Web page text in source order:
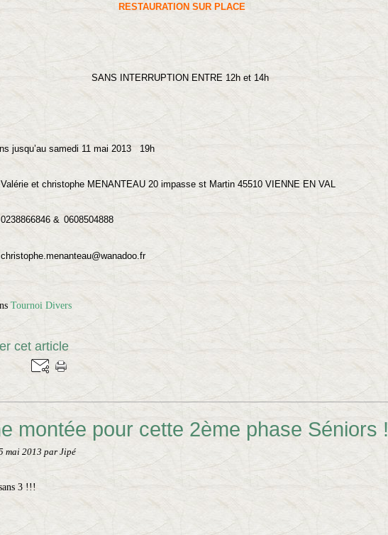
RESTAURATION SUR PLACE
SANS INTERRUPTION ENTRE 12h et 14h
jusqu’au samedi 11 mai 2013 19h
et christophe MENANTEAU 20 impasse st Martin 45510 VIENNE EN VAL
& 0608504888
Tournoi Divers
cet article
montée pour cette 2ème phase Séniors !
mai 2013 par Jipé
3 !!!